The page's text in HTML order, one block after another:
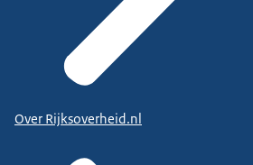
Over Rijksoverheid.nl